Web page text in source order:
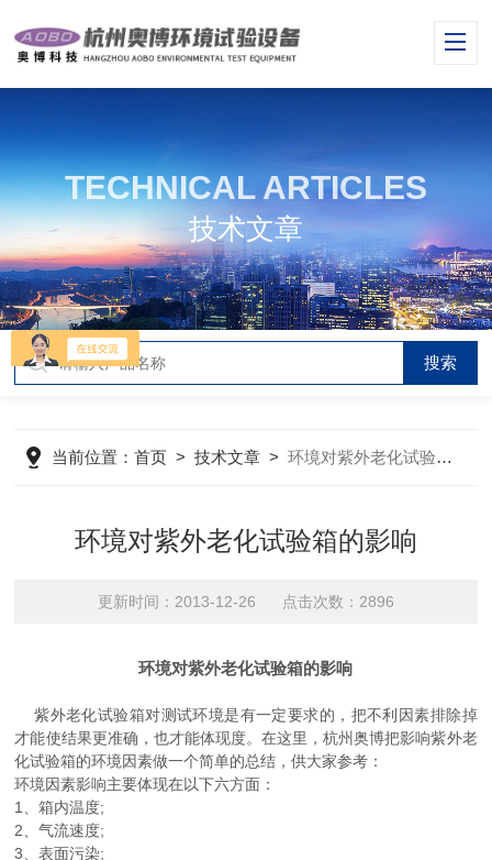
TECHNICAL ARTICLES
技术文章
当前位置：首页 >技术文章 >环境对紫外老化试验箱的影响
环境对紫外老化试验箱的影响
更新时间：2013-12-26 点击次数：2896
环境对紫外老化试验箱的影响
紫外老化试验箱对测试环境是有一定要求的，把不利因素排除掉
才能使结果更准确，也才能体现度。在这里，杭州奥博把影响紫外老
化试验箱的环境因素做一个简单的总结，供大家参考：
环境因素影响主要体现在以下六方面：
1、箱内温度;
2、气流速度;
3、表面污染;